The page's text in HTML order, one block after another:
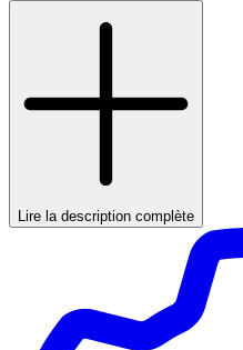
Lire la description complète